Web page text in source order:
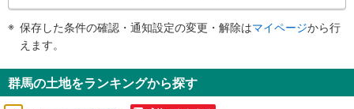
知
を
受
保存した条件の確認・通知設定の変更・解除はマイページから行
えます。
群馬の土地をランキングから探す